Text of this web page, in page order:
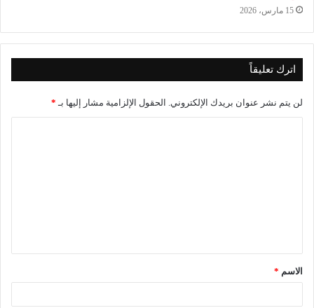
15 مارس، 2026
اترك تعليقاً
لن يتم نشر عنوان بريدك الإلكتروني. الحقول الإلزامية مشار إليها بـ *
ق
*
الاسم *